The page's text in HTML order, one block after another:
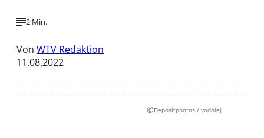
2 Min.
Von WTV Redaktion
11.08.2022
©Depositphotos / vodolej